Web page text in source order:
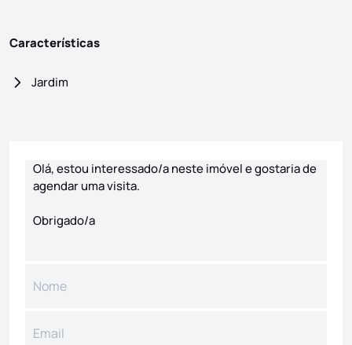
Características
Jardim